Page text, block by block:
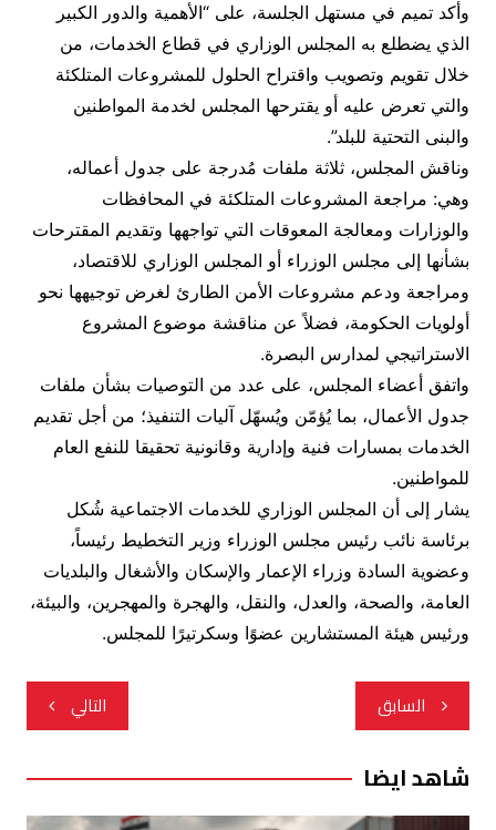
وأكد تميم في مستهل الجلسة، على “الأهمية والدور الكبير
الذي يضطلع به المجلس الوزاري في قطاع الخدمات، من
خلال تقويم وتصويب واقتراح الحلول للمشروعات المتلكئة
والتي تعرض عليه أو يقترحها المجلس لخدمة المواطنين
والبنى التحتية للبلد”.
وناقش المجلس، ثلاثة ملفات مُدرجة على جدول أعماله،
وهي: مراجعة المشروعات المتلكئة في المحافظات
والوزارات ومعالجة المعوقات التي تواجهها وتقديم المقترحات
بشأنها إلى مجلس الوزراء أو المجلس الوزاري للاقتصاد،
ومراجعة ودعم مشروعات الأمن الطارئ لغرض توجيهها نحو
أولويات الحكومة، فضلاً عن مناقشة موضوع المشروع
الاستراتيجي لمدارس البصرة.
واتفق أعضاء المجلس، على عدد من التوصيات بشأن ملفات
جدول الأعمال، بما يُؤمّن ويُسهّل آليات التنفيذ؛ من أجل تقديم
الخدمات بمسارات فنية وإدارية وقانونية تحقيقا للنفع العام
للمواطنين.
يشار إلى أن المجلس الوزاري للخدمات الاجتماعية شُكل
برئاسة نائب رئيس مجلس الوزراء وزير التخطيط رئيساً،
وعضوية السادة وزراء الإعمار والإسكان والأشغال والبلديات
العامة، والصحة، والعدل، والنقل، والهجرة والمهجرين، والبيئة،
ورئيس هيئة المستشارين عضوًا وسكرتيرًا للمجلس.
تصفّح
المقالات
السابق التالي
شاهد ايضا